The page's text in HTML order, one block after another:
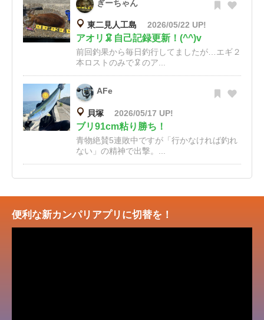
ぎーちゃん
東二見人工島 2026/05/22 UP!
アオリ🦑自己記録更新！(^^)v
前回釣果から毎日釣行してましたが…エギ２
本ロストのみで🦑のア...
AFe
貝塚 2026/05/17 UP!
ブリ91cm粘り勝ち！
青物絶賛5連敗中ですが「行かなければ釣れ
ない」の精神で出撃。...
便利な新カンパリアプリに切替を！